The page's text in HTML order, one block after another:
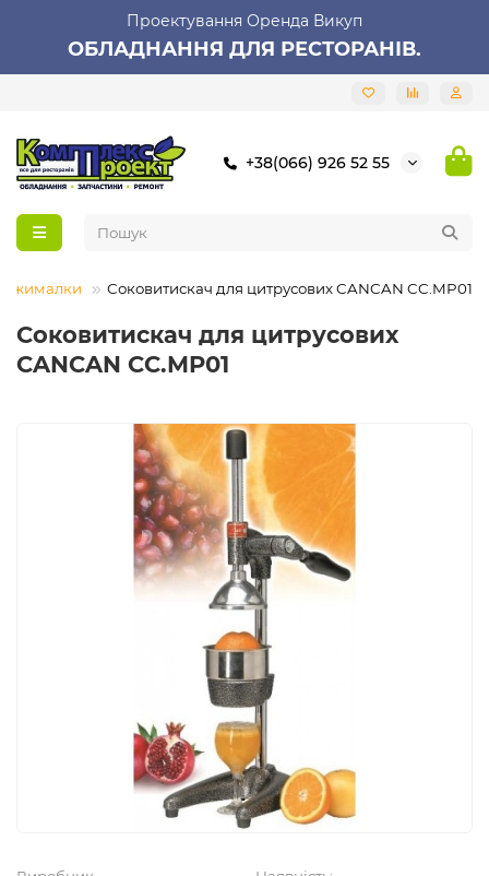
Проектування Оренда Викуп
ОБЛАДНАННЯ ДЛЯ РЕСТОРАНІВ.
+38(066) 926 52 55
Соковитискач для цитрусових CANCAN CC.MP01
Соковитискач для цитрусових
CANCAN CC.MP01